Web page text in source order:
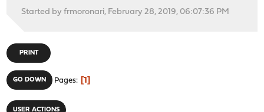
Started by frmoronari, February 28, 2019, 06:07:36 PM
PRINT
GO DOWN Pages 1
USER ACTIONS